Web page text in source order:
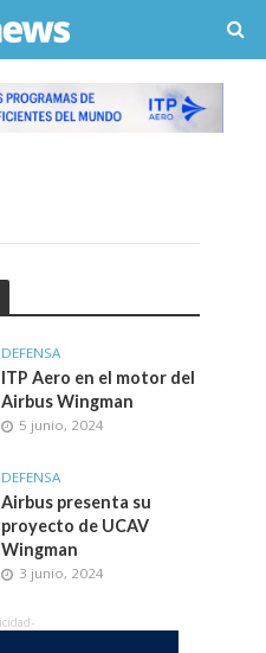
DEFENSA
ITP Aero en el motor del
Airbus Wingman
5 junio, 2024
DEFENSA
Airbus presenta su
proyecto de UCAV
Wingman
3 junio, 2024